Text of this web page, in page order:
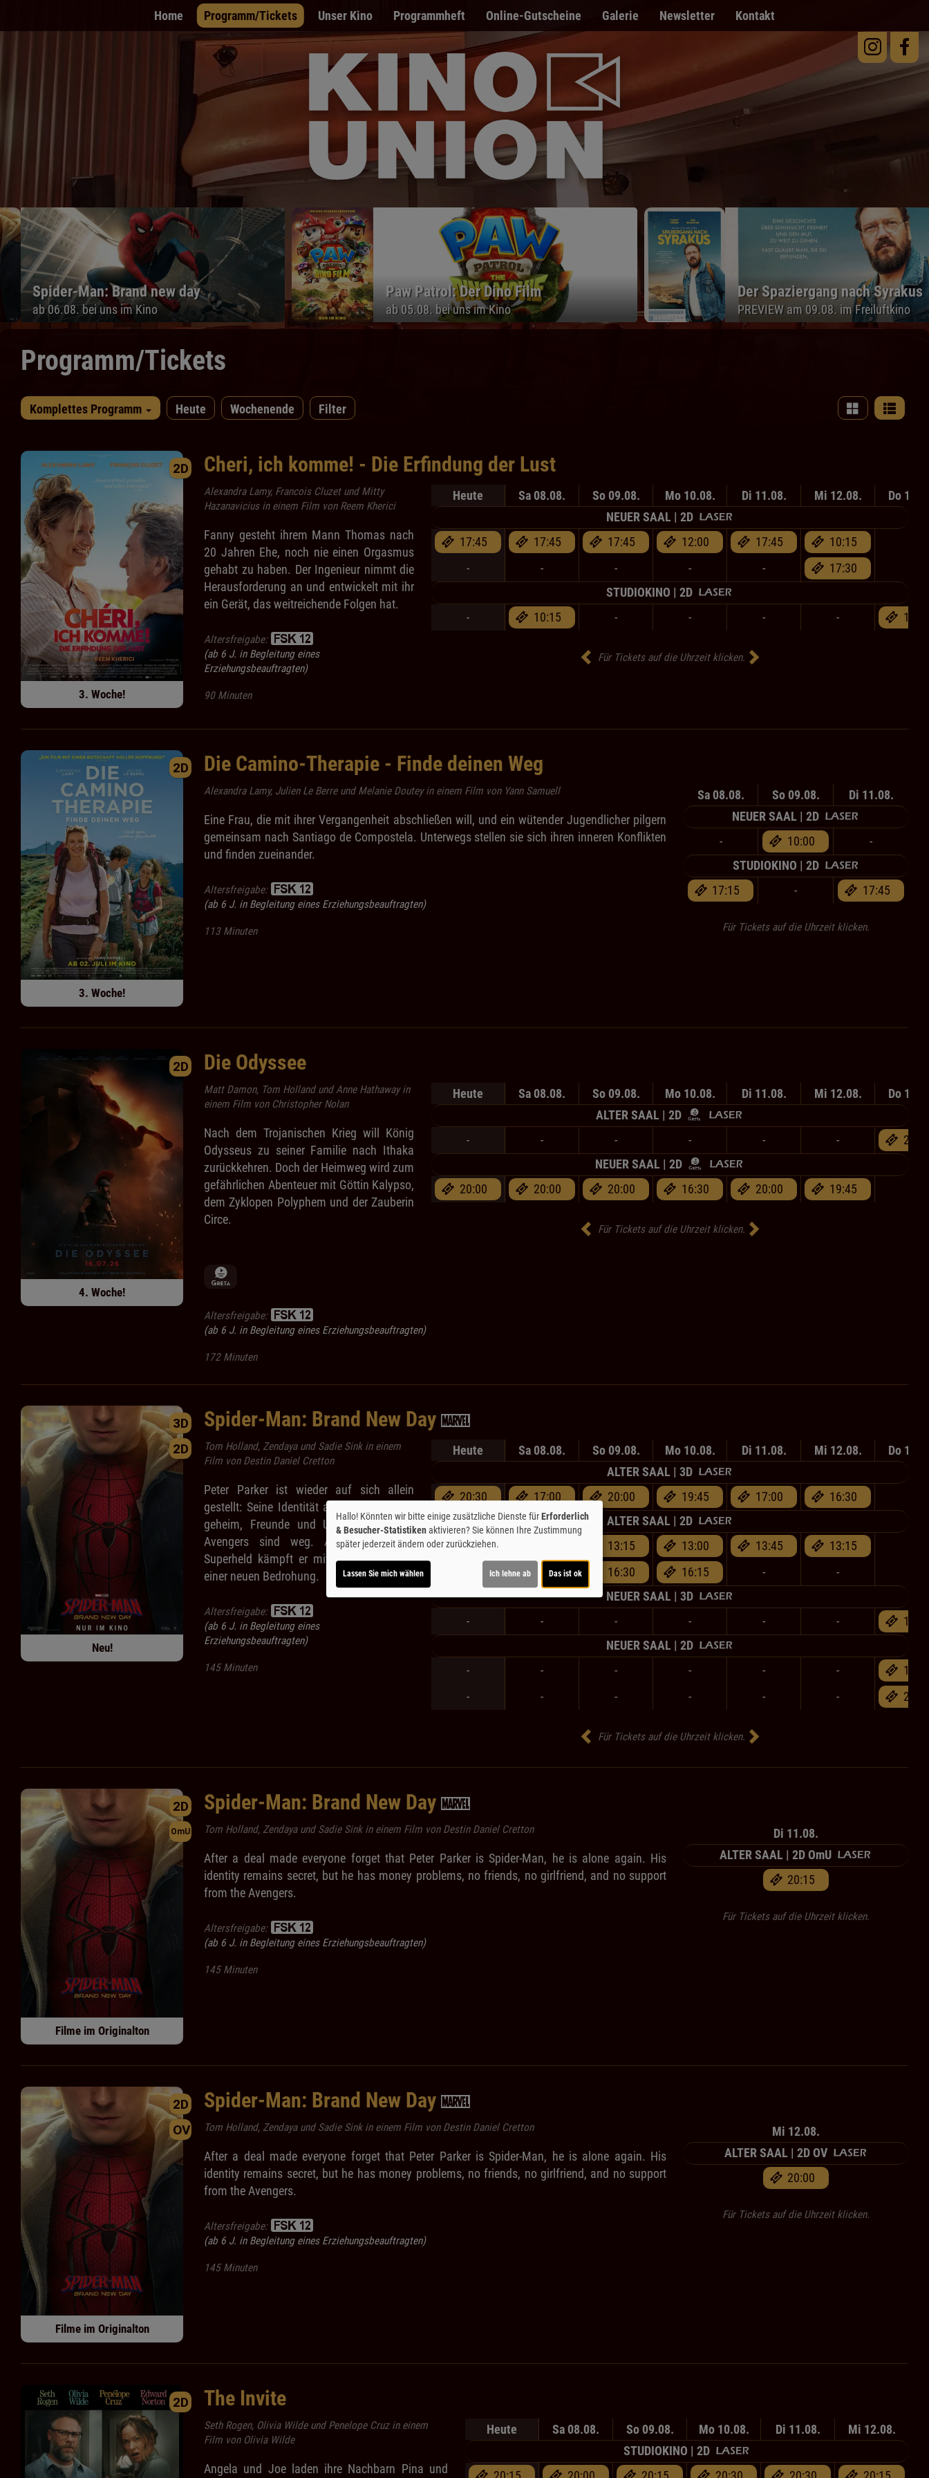
Home Programm/Tickets Unser Kino Programmheft Online-Gutscheine Galerie Newsletter Kontakt
Paw Patrol: Der Dino Film
ab 05.08. bei uns im Kino
Der Spaziergang nach Syrakus
PREVIEW am 09.08. im Freiluftkino
Steckerlfischfiasko
PREVIEW am 12.08. im Freiluftkino
Programm/Tickets
Komplettes Programm Heute Wochenende Filter
2D
3. Woche!
Cheri, ich komme! - Die Erfindung der Lust
Heute Sa 08.08. So 09.08. Mo 10.08. Di 11.08. Mi 12.08. Do
17:45 17:45 17:45 12:00 17:45 10:15
-
- - - - 17:30
- 10:15 - - - -
NEUER SAAL | 2D
STUDIOKINO | 2D
Für Tickets auf die Uhrzeit klicken.
Alexandra Lamy, Francois Cluzet und Mitty
Hazanavicius in einem Film von Reem Kherici
Fanny gesteht ihrem Mann Thomas nach
20 Jahren Ehe, noch nie einen Orgasmus
gehabt zu haben. Der Ingenieur nimmt die
Herausforderung an und entwickelt mit ihr
ein Gerät, das weitreichende Folgen hat.
Altersfreigabe:
(ab 6 J. in Begleitung eines
Erziehungsbeauftragten)
90 Minuten
2D
3. Woche!
Die Camino-Therapie - Finde deinen Weg
Sa 08.08. So 09.08. Di 11.08.
- 10:00 -
17:15 - 17:45
NEUER SAAL | 2D
STUDIOKINO | 2D
Für Tickets auf die Uhrzeit klicken.
Alexandra Lamy, Julien Le Berre und Melanie Doutey in einem Film von Yann Samuell
Eine Frau, die mit ihrer Vergangenheit abschließen will, und ein wütender Jugendlicher pilgern
gemeinsam nach Santiago de Compostela. Unterwegs stellen sie sich ihren inneren Konflikten
und finden zueinander.
Altersfreigabe:
(ab 6 J. in Begleitung eines Erziehungsbeauftragten)
113 Minuten
2D
4. Woche!
Die Odyssee
Heute Sa 08.08. So 09.08. Mo 10.08. Di 11.08. Mi 12.08. Do
- - - - - -
20:00 20:00 20:00 16:30 20:00 19:45
ALTER SAAL | 2D
NEUER SAAL | 2D
Für Tickets auf die Uhrzeit klicken.
Matt Damon, Tom Holland und Anne Hathaway in
einem Film von Christopher Nolan
Nach dem Trojanischen Krieg will König
Odysseus zu seiner Familie nach Ithaka
zurückkehren. Doch der Heimweg wird zum
gefährlichen Abenteuer mit Göttin Kalypso,
dem Zyklopen Polyphem und der Zauberin
Circe.
Altersfreigabe:
(ab 6 J. in Begleitung eines Erziehungsbeauftragten)
172 Minuten
3D
2D
Neu!
Spider-Man: Brand New Day
Heute Sa 08.08. So 09.08. Mo 10.08. Di 11.08. Mi 12.08. Do
20:30 17:00 20:00 19:45 17:00 16:30
13:45 13:15 13:00 13:45 13:15
20:30 16:30 16:15 - -
- - - - - -
- - - - - -
-
- - - - -
ALTER SAAL | 3D
ALTER SAAL | 2D
NEUER SAAL | 3D
NEUER SAAL | 2D
Für Tickets auf die Uhrzeit klicken.
Tom Holland, Zendaya und Sadie Sink in einem
Film von Destin Daniel Cretton
Peter Parker ist wieder auf sich allein
gestellt: Seine Identität als Spider-Man ist
geheim, Freunde und Unterstützung der
Avengers sind weg. Als straßennaher
Superheld kämpft er mit Geldsorgen und
einer neuen Bedrohung.
Altersfreigabe:
(ab 6 J. in Begleitung eines
Erziehungsbeauftragten)
145 Minuten
2D
OmU
Filme im Originalton
Spider-Man: Brand New Day
Di 11.08.
20:15
ALTER SAAL | 2D OmU
Für Tickets auf die Uhrzeit klicken.
Tom Holland, Zendaya und Sadie Sink in einem Film von Destin Daniel Cretton
After a deal made everyone forget that Peter Parker is Spider-Man, he is alone again. His
identity remains secret, but he has money problems, no friends, no girlfriend, and no support
from the Avengers.
Altersfreigabe:
(ab 6 J. in Begleitung eines Erziehungsbeauftragten)
145 Minuten
2D
OV
Filme im Originalton
Spider-Man: Brand New Day
Mi 12.08.
20:00
ALTER SAAL | 2D OV
Für Tickets auf die Uhrzeit klicken.
Tom Holland, Zendaya und Sadie Sink in einem Film von Destin Daniel Cretton
After a deal made everyone forget that Peter Parker is Spider-Man, he is alone again. His
identity remains secret, but he has money problems, no friends, no girlfriend, and no support
from the Avengers.
Altersfreigabe:
(ab 6 J. in Begleitung eines Erziehungsbeauftragten)
145 Minuten
2D The Invite
Heute Sa 08.08. So 09.08. Mo 10.08. Di 11.08. Mi 12.08.
STUDIOKINO | 2D
Seth Rogen, Olivia Wilde und Penelope Cruz in einem
Film von Olivia Wilde
Angela und Joe laden ihre Nachbarn Pina und
Hallo! Könnten wir bitte einige zusätzliche Dienste fürErforderlich
& Besucher-Statistikenaktivieren? Sie können Ihre Zustimmung
später jederzeit ändern oder zurückziehen.
Lassen Sie mich wählen Ich lehne ab Das ist ok